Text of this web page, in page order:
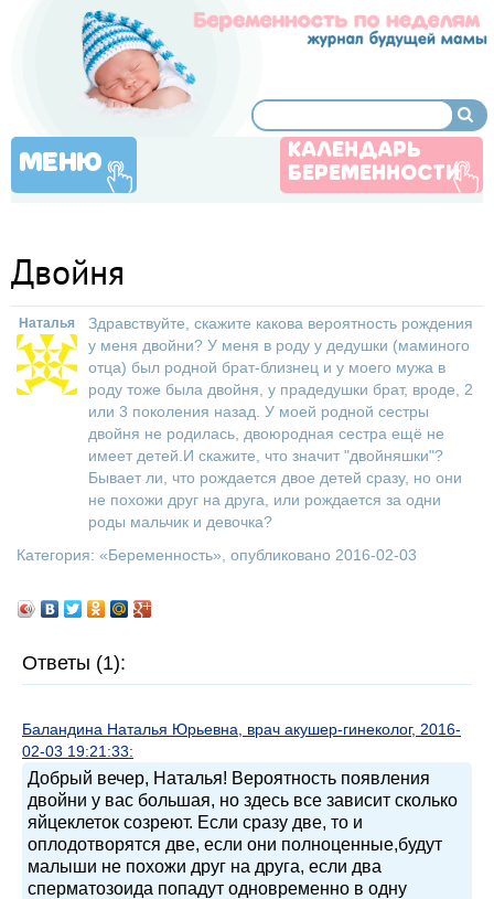
МЕНЮ
КАЛЕНДАРЬ
БЕРЕМЕННОСТИ
Двойня
Наталья
Здравствуйте, скажите какова вероятность рождения
у меня двойни? У меня в роду у дедушки (маминого
отца) был родной брат-близнец и у моего мужа в
роду тоже была двойня, у прадедушки брат, вроде, 2
или 3 поколения назад. У моей родной сестры
двойня не родилась, двоюродная сестра ещё не
имеет детей.И скажите, что значит "двойняшки"?
Бывает ли, что рождается двое детей сразу, но они
не похожи друг на друга, или рождается за одни
роды мальчик и девочка?
Категория: «Беременность», опубликовано 2016-02-03
Ответы (1):
Баландина Наталья Юрьевна, врач акушер-гинеколог, 2016-
02-03 19:21:33:
Добрый вечер, Наталья! Вероятность появления
двойни у вас большая, но здесь все зависит сколько
яйцеклеток созреют. Если сразу две, то и
оплодотворятся две, если они полноценные,будут
малыши не похожи друг на друга, если два
сперматозоида попадут одновременно в одну